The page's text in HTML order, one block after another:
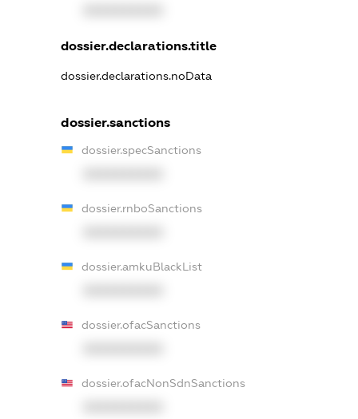
dossier.declarations.title
dossier.declarations.noData
dossier.sanctions
dossier.specSanctions
dossier.rnboSanctions
dossier.amkuBlackList
dossier.ofacSanctions
dossier.ofacNonSdnSanctions